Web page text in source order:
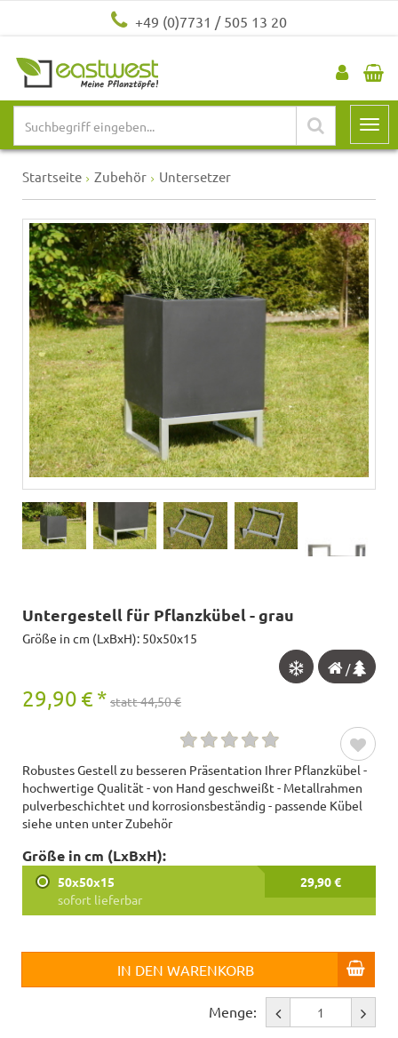
+49 (0)7731 / 505 13 20
Startseite Zubehör Untersetzer
Untergestell für Pflanzkübel - grau
Größe in cm (LxBxH): 50x50x15
/
29,90 € * statt 44,50 €
Robustes Gestell zu besseren Präsentation Ihrer Pflanzkübel -
hochwertige Qualität - von Hand geschweißt - Metallrahmen
pulverbeschichtet und korrosionsbeständig - passende Kübel
siehe unten unter Zubehör
Größe in cm (LxBxH):
50x50x15
29,90 €
sofort lieferbar
IN DEN WARENKORB
Menge: